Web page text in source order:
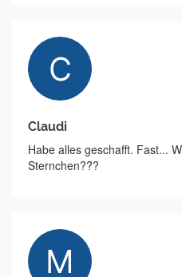
Claudi
Habe alles geschafft. Fast...
Sternchen???